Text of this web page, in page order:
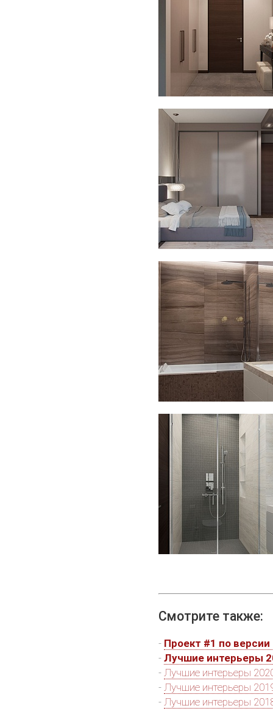
Смотрите также:
- Проект #1 по версии
- Лучшие интерьеры
- Лучшие интерьеры
- Лучшие интерьеры
- Лучшие интерьеры